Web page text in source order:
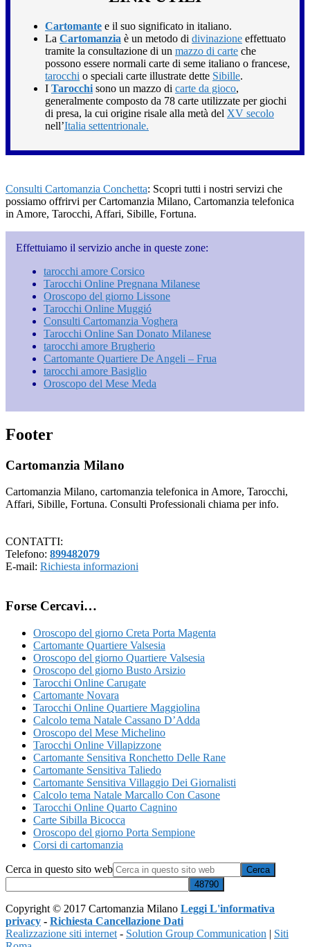
Cartomante e il suo significato in italiano.
La Cartomanzia è un metodo di divinazione effettuato
tramite la consultazione di un mazzo di carte che
possono essere normali carte di seme italiano o francese,
tarocchi o speciali carte illustrate dette Sibille.
I Tarocchi sono un mazzo di carte da gioco,
generalmente composto da 78 carte utilizzate per giochi
di presa, la cui origine risale alla metà del XV secolo
nell’Italia settentrionale.
Consulti Cartomanzia Conchetta: Scopri tutti i nostri servizi che
possiamo offrirvi per Cartomanzia Milano, Cartomanzia telefonica
in Amore, Tarocchi, Affari, Sibille, Fortuna.
Effettuiamo il servizio anche in queste zone:
tarocchi amore Corsico
Tarocchi Online Pregnana Milanese
Oroscopo del giorno Lissone
Tarocchi Online Muggió
Consulti Cartomanzia Voghera
Tarocchi Online San Donato Milanese
tarocchi amore Brugherio
Cartomante Quartiere De Angeli – Frua
tarocchi amore Basiglio
Oroscopo del Mese Meda
Footer
Cartomanzia Milano
Cartomanzia Milano, cartomanzia telefonica in Amore, Tarocchi,
Affari, Sibille, Fortuna. Consulti Professionali chiama per info.
CONTATTI:
Telefono: 899482079
E-mail: Richiesta informazioni
Forse Cercavi…
Oroscopo del giorno Creta Porta Magenta
Cartomante Quartiere Valsesia
Oroscopo del giorno Quartiere Valsesia
Oroscopo del giorno Busto Arsizio
Tarocchi Online Carugate
Cartomante Novara
Tarocchi Online Quartiere Maggiolina
Calcolo tema Natale Cassano D’Adda
Oroscopo del Mese Michelino
Tarocchi Online Villapizzone
Cartomante Sensitiva Ronchetto Delle Rane
Cartomante Sensitiva Taliedo
Cartomante Sensitiva Villaggio Dei Giornalisti
Calcolo tema Natale Marcallo Con Casone
Tarocchi Online Quarto Cagnino
Carte Sibilla Bicocca
Oroscopo del giorno Porta Sempione
Corsi di cartomanzia
Cerca in questo sito web
Copyright © 2017 Cartomanzia Milano Leggi L'informativa
privacy - Richiesta Cancellazione Dati
Realizzazione siti internet - Solution Group Communication | Siti